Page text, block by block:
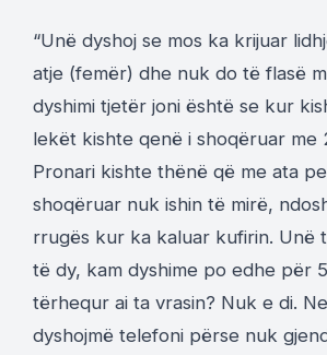
“Unë dyshoj se mos ka krijuar
atje (femër) dhe nuk do të flasë
dyshimi tjetër joni është se kur
lekët kishte qenë i shoqëruar me
Pronari kishte thënë që me ata
shoqëruar nuk ishin të mirë,
rrugës kur ka kaluar kufirin. Unë
të dy, kam dyshime po edhe për
tërhequr ai ta vrasin? Nuk e di.
dyshojmë telefoni përse nuk